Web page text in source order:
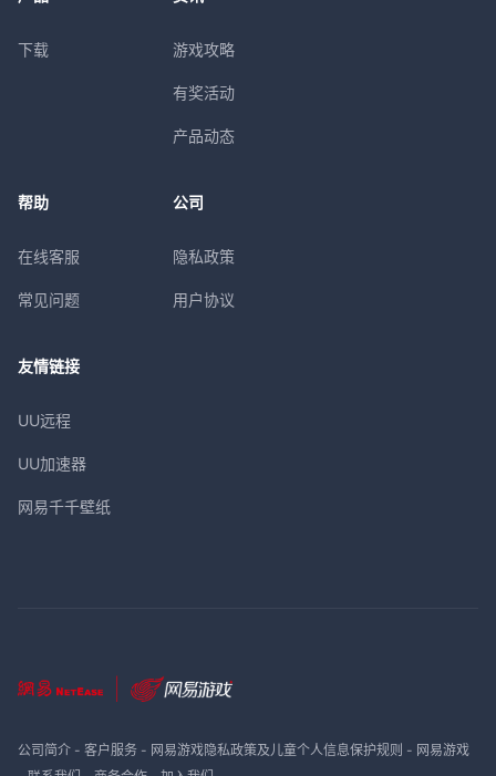
下载 游戏攻略
有奖活动
产品动态
帮助
在线客服
常见问题
公司
隐私政策
用户协议
友情链接
UU远程
UU加速器
网易千千壁纸
公司简介- 客户服务- 网易游戏隐私政策及儿童个人信息保护规则 - 网易游戏